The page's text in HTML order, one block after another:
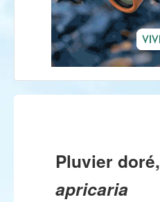
Pluvier doré,
apricaria